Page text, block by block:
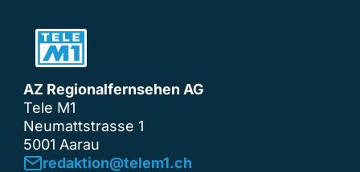
AZ Regionalfernsehen AG
Tele M1
Neumattstrasse 1
5001 Aarau
redaktion@telem1.ch